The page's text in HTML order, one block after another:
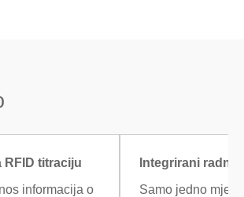
RFID titraciju
informacija o
Integrirani radni
Samo jedno